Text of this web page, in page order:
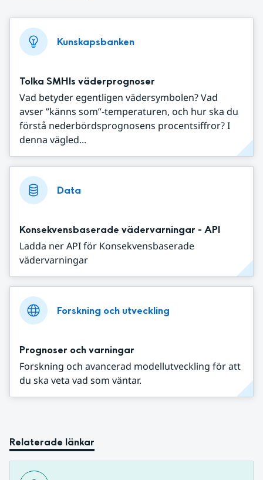
Kunskapsbanken
Tolka SMHIs väderprognoser
Vad betyder egentligen vädersymbolen? Vad
avser ”känns som”-temperaturen, och hur ska du
förstå nederbördsprognosens procentsiffror? I
denna vägled...
Data
Konsekvensbaserade vädervarningar - API
Ladda ner API för Konsekvensbaserade
vädervarningar
Forskning och utveckling
Prognoser och varningar
Forskning och avancerad modellutveckling för att
du ska veta vad som väntar.
Relaterade länkar